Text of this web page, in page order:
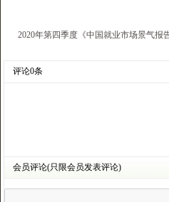
2020年第四季度《中国就业市场景气报
评论0条
会员评论(只限会员发表评论)